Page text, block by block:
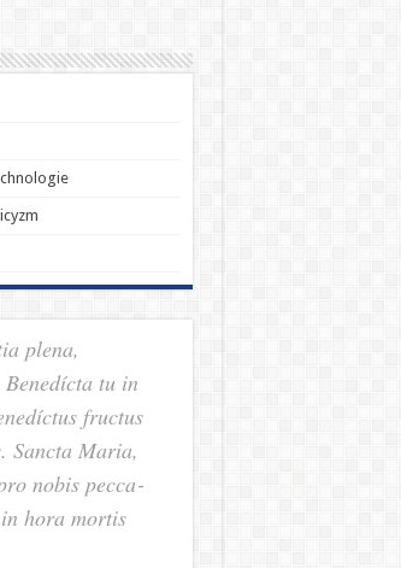
plena,
tu in
fructus
Sancta Maria,
nobis pec­ca­
hora mortis